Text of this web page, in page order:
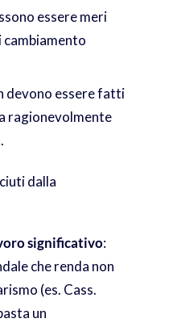
essere meri
cambiamento
devono essere fatti
ragionevolmente
dalla
significativo:
che renda non
(es. Cass.
un